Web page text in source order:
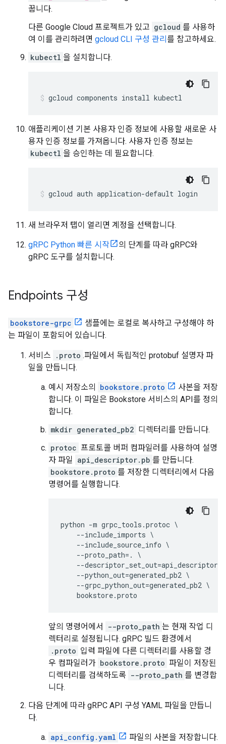
꿉니다.
다른 Google Cloud 프로젝트가 있고 gcloud 를 사용하
여 이를 관리하려면 gcloud CLI 구성 관리 를 참고하세요.
kubectl 을 설치합니다.
gcloud components install kubectl
애플리케이션 기본 사용자 인증 정보에 사용할 새로운 사
용자 인증 정보를 가져옵니다. 사용자 인증 정보는
kubectl 을 승인하는 데 필요합니다.
gcloud auth application-default login
새 브라우저 탭이 열리면 계정을 선택합니다.
gRPC Python 빠른 시작
의 단계를 따라 gRPC와
gRPC 도구를 설치합니다.
Endpoints 구성
bookstore-grpc
샘플에는 로컬로 복사하고 구성해야 하
는 파일이 포함되어 있습니다.
서비스 .proto .파일에서 독립적인 protobuf 설명자 파
일을 만듭니다.
예시 저장소의 bookstore.proto
사본을 저장
합니다. 이 파일은 Bookstore 서비스의 API를 정의
합니다.
mkdir generated_pb2 디렉터리를 만듭니다.
protoc 프로토콜 버퍼 컴파일러를 사용하여 설명
자 파일 api_descriptor.pb 를 만듭니다.
bookstore.proto 를 저장한 디렉터리에서 다음
명령어를 실행합니다.
python -m grpc_tools .protoc
--include_imports
--include_source_info
--proto_path=.
--descriptor_set_out=api_descriptor
--python_out=generated_pb2
--grpc_python_out=generated_pb2
bookstore.proto
앞의 명령어에서 --proto_path 는 현재 작업 디
렉터리로 설정됩니다. gRPC 빌드 환경에서
.proto 입력 파일에 다른 디렉터리를 사용할 경
우 컴파일러가 bookstore.proto 파일이 저장된
디렉터리를 검색하도록 --proto_path 를 변경합
니다.
다음 단계에 따라 gRPC API 구성 YAML 파일을 만듭니
다.
api_config.yaml
파일의 사본을 저장합니다.